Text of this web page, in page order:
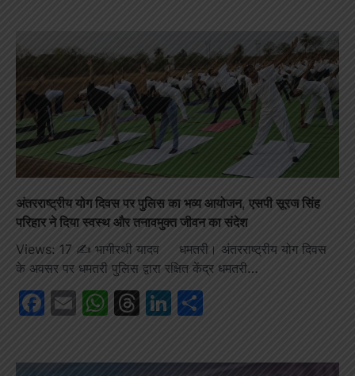
अंतरराष्ट्रीय योग दिवस पर पुलिस का भव्य आयोजन, एसपी सूरज सिंह
परिहार ने दिया स्वस्थ और तनावमुक्त जीवन का संदेश
Views: 17 ✍️ भागीरथी यादव धमतरी। अंतरराष्ट्रीय योग दिवस
के अवसर पर धमतरी पुलिस द्वारा रक्षित केंद्र धमतरी…
Facebook
EmailWhatsApp
Threads
LinkedIn